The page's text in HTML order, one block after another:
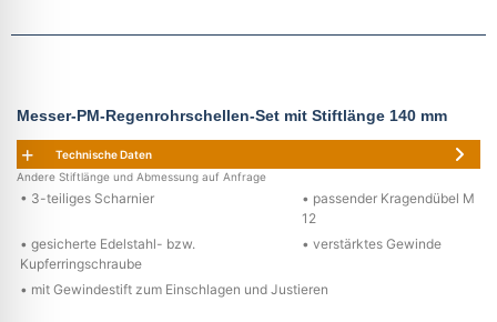
Messer-PM-Regenrohrschellen-Set mit Stiftlänge 140 mm
Technische Daten
Andere Stiftlänge und Abmessung auf Anfrage
• 3-teiliges Scharnier
• passender Kragendübel M
12
• gesicherte Edelstahl- bzw.
Kupferringschraube
• verstärktes Gewinde
• mit Gewindestift zum Einschlagen und Justieren